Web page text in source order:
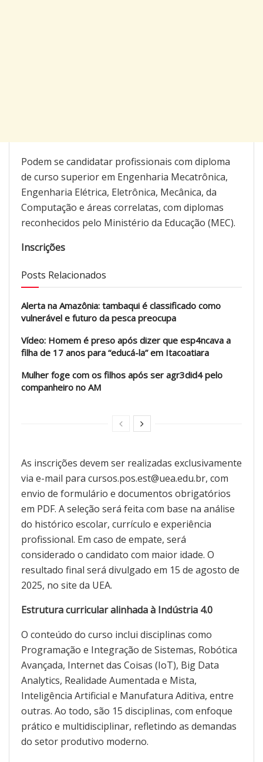
Podem se candidatar profissionais com diploma
de curso superior em Engenharia Mecatrônica,
Engenharia Elétrica, Eletrônica, Mecânica, da
Computação e áreas correlatas, com diplomas
reconhecidos pelo Ministério da Educação (MEC).
Inscrições
Posts Relacionados
Alerta na Amazônia: tambaqui é classificado como
vulnerável e futuro da pesca preocupa
Vídeo: Homem é preso após dizer que esp4ncava a
filha de 17 anos para “educá-la” em Itacoatiara
Mulher foge com os filhos após ser agr3did4 pelo
companheiro no AM
As inscrições devem ser realizadas exclusivamente
via e-mail para cursos.pos.est@uea.edu.br, com
envio de formulário e documentos obrigatórios
em PDF. A seleção será feita com base na análise
do histórico escolar, currículo e experiência
profissional. Em caso de empate, será
considerado o candidato com maior idade. O
resultado final será divulgado em 15 de agosto de
2025, no site da UEA.
Estrutura curricular alinhada à Indústria 4.0
O conteúdo do curso inclui disciplinas como
Programação e Integração de Sistemas, Robótica
Avançada, Internet das Coisas (IoT), Big Data
Analytics, Realidade Aumentada e Mista,
Inteligência Artificial e Manufatura Aditiva, entre
outras. Ao todo, são 15 disciplinas, com enfoque
prático e multidisciplinar, refletindo as demandas
do setor produtivo moderno.